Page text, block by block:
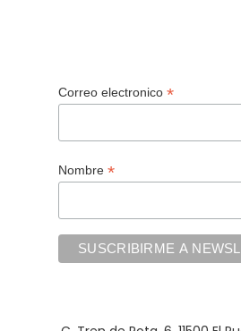
Correo electronico *
Nombre *